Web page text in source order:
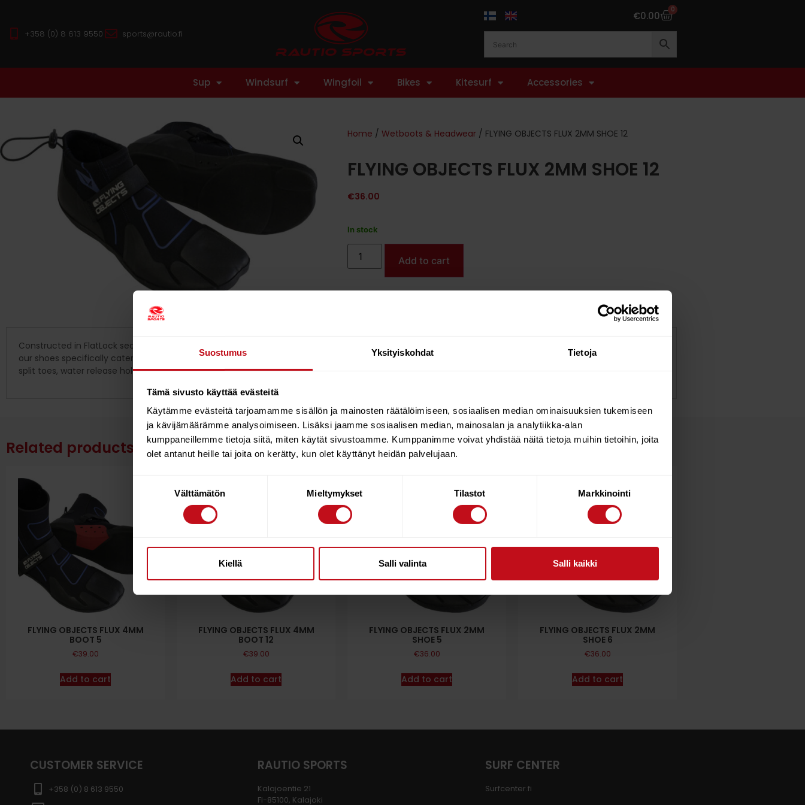
Suostumus Yksityiskohdat Tietoja
Tämä sivusto käyttää evästeitä
Käytämme evästeitä tarjoamamme sisällön ja mainosten räätälöimiseen, sosiaalisen median ominaisuuksien tukemiseen
ja kävijämäärämme analysoimiseen. Lisäksi jaamme sosiaalisen median, mainosalan ja analytiikka-alan
kumppaneillemme tietoja siitä, miten käytät sivustoamme. Kumppanimme voivat yhdistää näitä tietoja muihin tietoihin, joita
olet antanut heille tai joita on kerätty, kun olet käyttänyt heidän palvelujaan.
Välttämätön Mieltymykset Tilastot Markkinointi
Kiellä Salli valinta Salli kaikki
+358 (0) 8 613 9550 sports@rautio.fi
€0.00 0
Sup Windsurf Wingfoil Bikes Kitesurf Accessories
Home / Wetboots & Headwear / FLYING OBJECTS FLUX 2MM SHOE 12
FLYING OBJECTS FLUX 2MM SHOE 12
€36.00
In stock
Add to cart
Constructed in FlatLock seam technology and using DuraFlex for durability and comfort the FLUX Shoe is intended for use in warmer waters. As a result
our shoes specifically cater to use as foot protection from sharp objects and use Armour plated re-inforced soles. Other features also include Internal
split toes, water release holes and ankle drawstrings, offering good value for money.
Related products
FLYING OBJECTS FLUX 4MM
BOOT 5
€39.00
Add to cart
FLYING OBJECTS FLUX 4MM
BOOT 12
€39.00
Add to cart
FLYING OBJECTS FLUX 2MM
SHOE 5
€36.00
Add to cart
FLYING OBJECTS FLUX 2MM
SHOE 6
€36.00
Add to cart
CUSTOMER SERVICE
+358 (0) 8 613 9550
RAUTIO SPORTS
Kalajoentie 21
FI-85100, Kalajoki
SURF CENTER
Surfcenter.fi